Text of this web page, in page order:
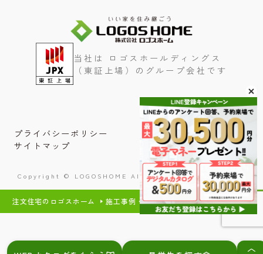
当社は ロゴスホールディングス
（東証上場）のグループ会社です
プライバシーポリシー
サイトマップ
Copyright © LOGOSHOME All Rights Reserved.
注文住宅のロゴスホーム 施工事例・内装事例 FORTAGE DUO・